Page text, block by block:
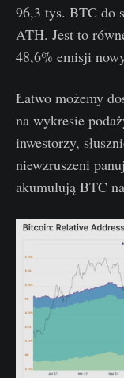
96,3 tys. BTC do
ATH. Jest to
48,6% emisji
Łatwo możemy
na wykresie
inwestorzy,
niewzruszeni
akumulują BTC